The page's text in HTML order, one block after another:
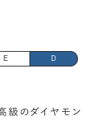
E D
級のダイヤモン